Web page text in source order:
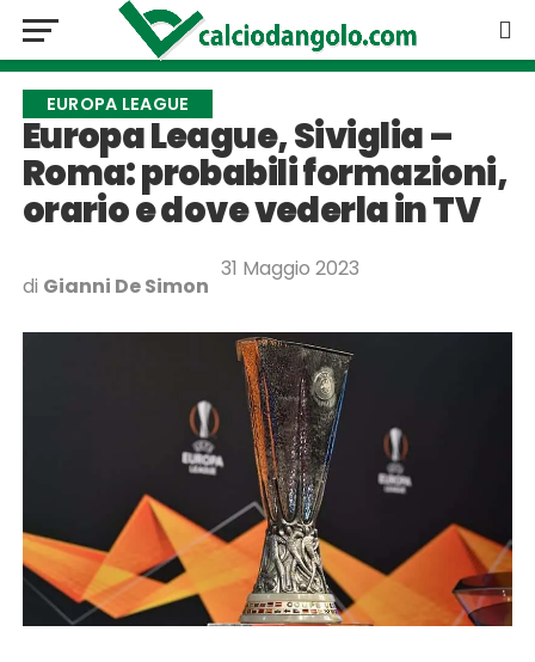
EUROPA LEAGUE
Europa League, Siviglia –
Roma: probabili formazioni,
orario e dove vederla in TV
di Gianni De Simon
31 Maggio 2023